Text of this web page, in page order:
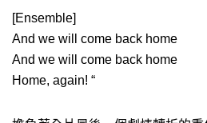
[Ensemble]
And we will come back home
And we will come back home
Home, again! “